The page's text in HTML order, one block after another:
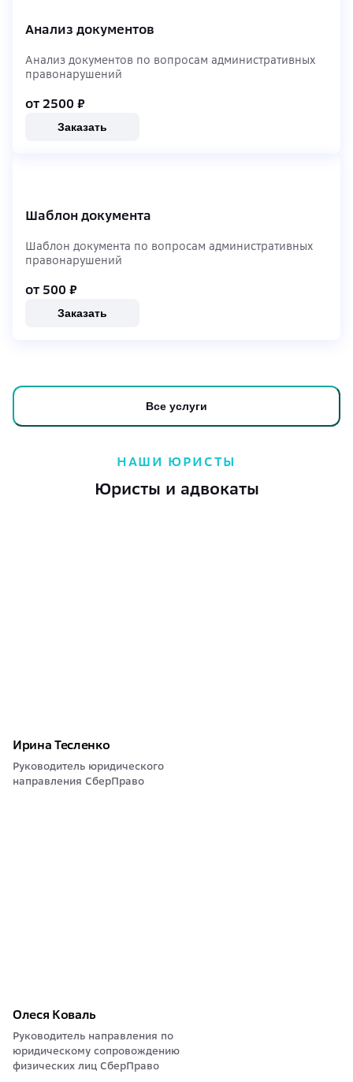
Анализ документов
Анализ документов по вопросам административных
правонарушений
от 2500 ₽
Заказать
Шаблон документа
Шаблон документа по вопросам административных
правонарушений
от 500 ₽
Заказать
Все услуги
НАШИ ЮРИСТЫ
Юристы и адвокаты
Ирина Тесленко
Руководитель юридического
направления СберПраво
Олеся Коваль
Руководитель направления по
юридическому сопровождению
физических лиц СберПраво